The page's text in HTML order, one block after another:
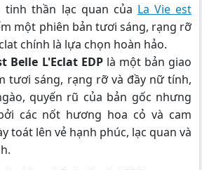
tinh thần lạc quan của La Vie est
một phiên bản tươi sáng, rạng rỡ
chính là lựa chọn hoàn hảo.
Belle L'Eclat EDPlà một bản giao
tươi sáng, rạng rỡ và đầy nữ tính,
quyến rũ của bản gốc nhưng
các nốt hương hoa cỏ và cam
toát lên vẻ hạnh phúc, lạc quan và